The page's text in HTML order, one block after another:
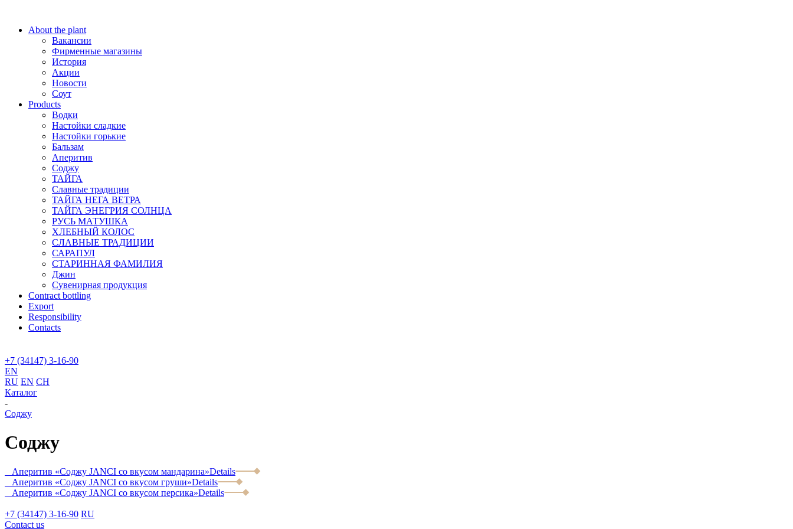
About the plant
Вакансии
Фирменные магазины
История
Акции
Новости
Соут
Products
Водки
Настойки сладкие
Настойки горькие
Бальзам
Аперитив
Соджу
ТАЙГА
Славные традиции
ТАЙГА НЕГА ВЕТРА
ТАЙГА ЭНЕГРИЯ СОЛНЦА
РУСЬ МАТУШКА
ХЛЕБНЫЙ КОЛОС
СЛАВНЫЕ ТРАДИЦИИ
САРАПУЛ
СТАРИННАЯ ФАМИЛИЯ
Джин
Сувенирная продукция
Contract bottling
Export
Responsibility
Contacts
+7 (34147) 3-16-90
EN
RU EN CH
Каталог
-
Соджу
Соджу
Аперитив «Cоджу JANCI со вкусом мандарина»Details
Аперитив «Cоджу JANCI со вкусом груши»Details
Аперитив «Cоджу JANCI со вкусом персика»Details
+7 (34147) 3-16-90 RU
Contact us